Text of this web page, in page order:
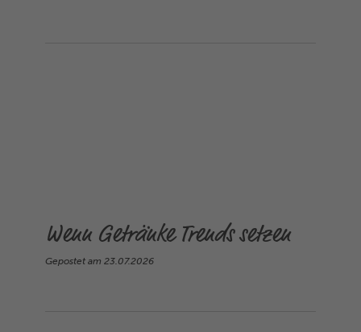
Wenn Getränke Trends setzen
Gepostet am 23.07.2026